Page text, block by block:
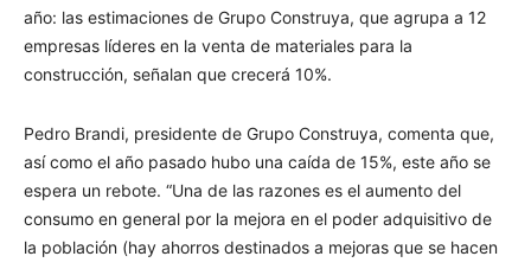
año: las estimaciones de Grupo Construya, que agrupa a 12
empresas líderes en la venta de materiales para la
construcción, señalan que crecerá 10%.
Pedro Brandi, presidente de Grupo Construya, comenta que,
así como el año pasado hubo una caída de 15%, este año se
espera un rebote. “Una de las razones es el aumento del
consumo en general por la mejora en el poder adquisitivo de
la población (hay ahorros destinados a mejoras que se hacen